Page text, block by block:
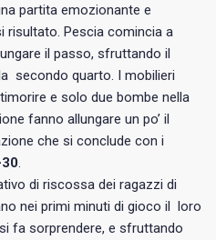
partita emozionante e
risultato. Pescia comincia a
il passo, sfruttando il
secondo quarto. I mobilieri
e solo due bombe nella
fanno allungare un po’ il
che si conclude con i
.
di riscossa dei ragazzi di
nei primi minuti di gioco il loro
fa sorprendere, e sfruttando